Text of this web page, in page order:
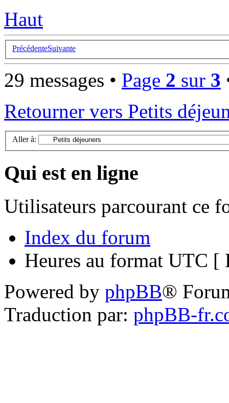
Haut
PrécédenteSuivante
29 messages • Page 2 sur 3
Retourner vers Petits
Aller à:
Qui est en ligne
Utilisateurs parcourant ce
Index du forum
Heures au format UTC [
Powered by phpBB®
Traduction par: phpBB-